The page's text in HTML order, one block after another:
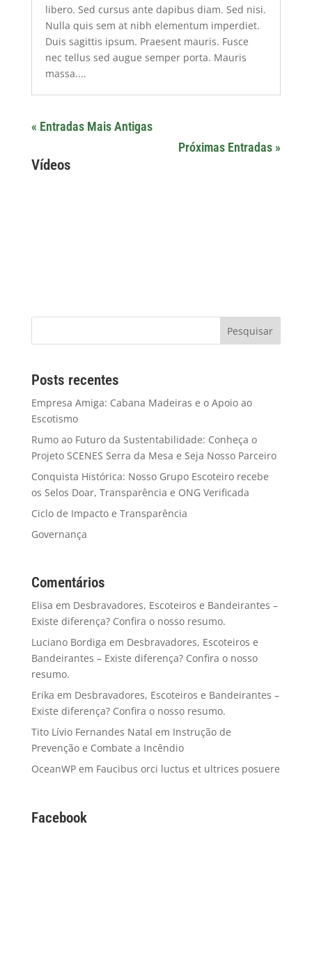
libero. Sed cursus ante dapibus diam. Sed nisi.
Nulla quis sem at nibh elementum imperdiet.
Duis sagittis ipsum. Praesent mauris. Fusce
nec tellus sed augue semper porta. Mauris
massa....
« Entradas Mais Antigas
Próximas Entradas »
Vídeos
Posts recentes
Empresa Amiga: Cabana Madeiras e o Apoio ao
Escotismo
Rumo ao Futuro da Sustentabilidade: Conheça o
Projeto SCENES Serra da Mesa e Seja Nosso Parceiro
Conquista Histórica: Nosso Grupo Escoteiro recebe
os Selos Doar, Transparência e ONG Verificada
Ciclo de Impacto e Transparência
Governança
Comentários
Elisa em Desbravadores, Escoteiros e Bandeirantes –
Existe diferença? Confira o nosso resumo.
Luciano Bordiga em Desbravadores, Escoteiros e
Bandeirantes – Existe diferença? Confira o nosso
resumo.
Erika em Desbravadores, Escoteiros e Bandeirantes –
Existe diferença? Confira o nosso resumo.
Tito Lívio Fernandes Natal em Instrução de
Prevenção e Combate a Incêndio
OceanWPem Faucibus orci luctus et ultrices posuere
Facebook
Arquivos